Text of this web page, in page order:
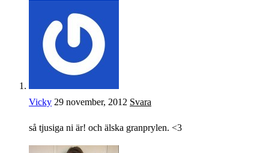
Vicky 29 november, 2012 Svara
så tjusiga ni är! och älska granprylen. <3